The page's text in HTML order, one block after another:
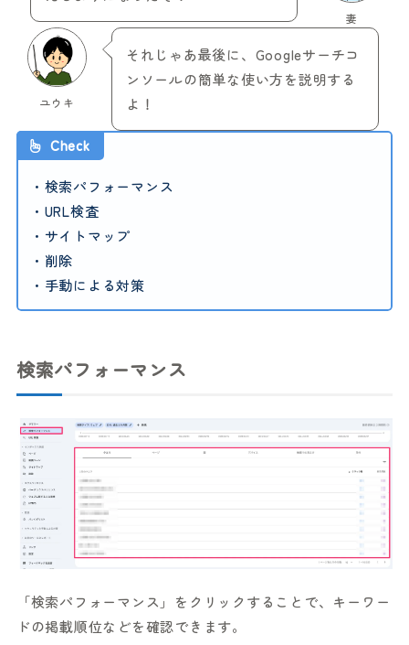
妻
ユウキ
それじゃあ最後に、Googleサーチコ
ンソールの簡単な使い方を説明する
よ！
Check
・検索パフォーマンス
・URL検査
・サイトマップ
・削除
・手動による対策
検索パフォーマンス
「検索パフォーマンス」をクリックすることで、キーワー
ドの掲載順位などを確認できます。